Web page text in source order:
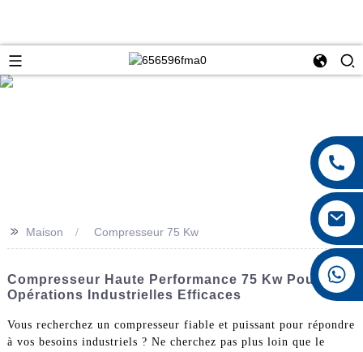
>> Maison Compresseur 75 Kw
Compresseur Haute Performance 75 Kw Pour Des
Opérations Industrielles Efficaces
Vous recherchez un compresseur fiable et puissant pour répondre
à vos besoins industriels ? Ne cherchez pas plus loin que le